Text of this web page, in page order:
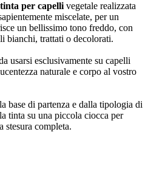
tinta per capelli vegetale realizzata
miscelate, per un
un bellissimo tono freddo, con
bianchi, trattati o decolorati.
usarsi esclusivamente su capelli
naturale e corpo al vostro
base di partenza e dalla tipologia di
tinta su una piccola ciocca per
stesura completa.